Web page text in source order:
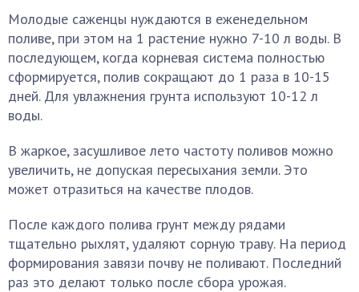
Молодые саженцы нуждаются в еженедельном
поливе, при этом на 1 растение нужно 7-10 л воды. В
последующем, когда корневая система полностью
сформируется, полив сокращают до 1 раза в 10-15
дней. Для увлажнения грунта используют 10-12 л
воды.
В жаркое, засушливое лето частоту поливов можно
увеличить, не допуская пересыхания земли. Это
может отразиться на качестве плодов.
После каждого полива грунт между рядами
тщательно рыхлят, удаляют сорную траву. На период
формирования завязи почву не поливают. Последний
раз это делают только после сбора урожая.